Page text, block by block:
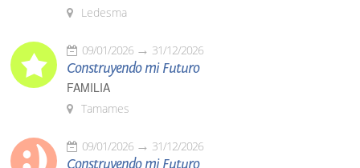
Ledesma
09/01/2026 31/12/2026
Construyendo mi Futuro
FAMILIA
Tamames
09/01/2026 31/12/2026
Construyendo mi Futuro